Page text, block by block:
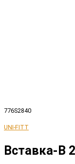
776S2840
UNI-FITT
Вставка-B